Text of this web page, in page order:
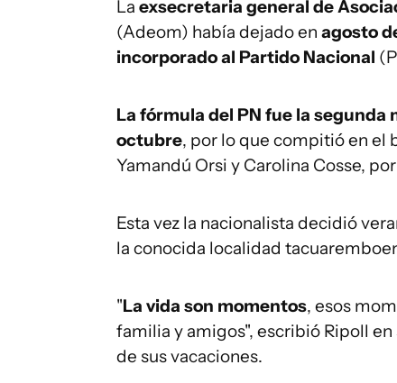
La exsecretaria general de
(Adeom) había dejado en agosto
incorporado al Partido Nacional
La fórmula del PN fue la segunda
octubre, por lo que compitió en el
Yamandú Orsi y Carolina Cosse,
Esta vez la nacionalista decidió
la conocida localidad
"La vida son momentos, esos
familia y amigos", escribió Ripoll
de sus vacaciones.